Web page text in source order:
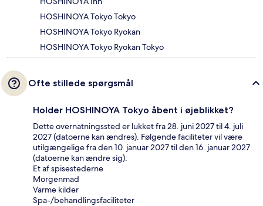
HOSHINOYA Tokyo Tokyo
HOSHINOYA Tokyo Ryokan
HOSHINOYA Tokyo Ryokan Tokyo
Ofte stillede spørgsmål
Holder HOSHINOYA Tokyo åbent i øjeblikket?
Dette overnatningssted er lukket fra 28. juni 2027 til 4. juli
2027 (datoerne kan ændres). Følgende faciliteter vil være
utilgængelige fra den 10. januar 2027 til den 16. januar 2027
(datoerne kan ændre sig):
Et af spisestederne
Morgenmad
Varme kilder
Spa-/behandlingsfaciliteter